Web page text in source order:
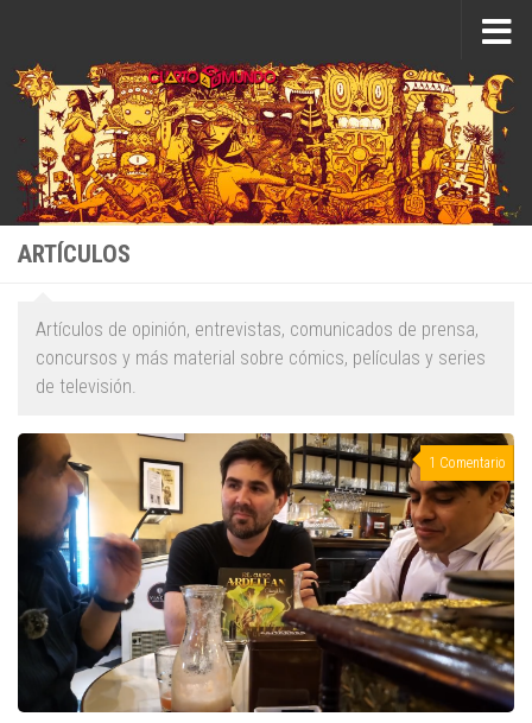
ARTÍCULOS
Artículos de opinión, entrevistas, comunicados de prensa,
concursos y más material sobre cómics, películas y series
de televisión.
1 Comentario